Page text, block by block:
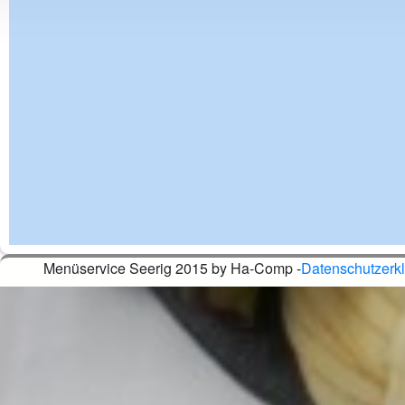
Menüservice Seerig 2015 by Ha-Comp -